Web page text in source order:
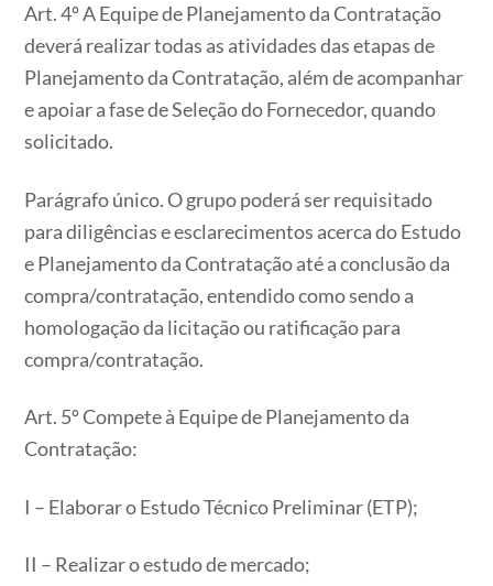
Art. 4º A Equipe de Planejamento da Contratação
deverá realizar todas as atividades das etapas de
Planejamento da Contratação, além de acompanhar
e apoiar a fase de Seleção do Fornecedor, quando
solicitado.
Parágrafo único. O grupo poderá ser requisitado
para diligências e esclarecimentos acerca do Estudo
e Planejamento da Contratação até a conclusão da
compra/contratação, entendido como sendo a
homologação da licitação ou ratificação para
compra/contratação.
Art. 5º Compete à Equipe de Planejamento da
Contratação:
I – Elaborar o Estudo Técnico Preliminar (ETP);
II – Realizar o estudo de mercado;